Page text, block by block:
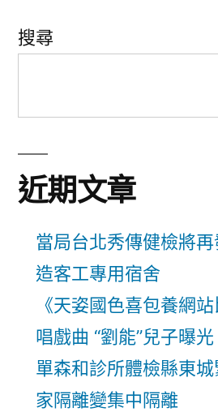
搜尋
近期文章
當局台北秀傳健檢將
造客工專用宿舍
《天姿國色喜包養網
唱戲曲 “劉能”兒子曝光
單森和診所體檢縣東
家隔離變集中隔離